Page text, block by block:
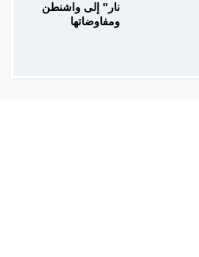
نار" إلى واشنطن
ومفاوضاتها